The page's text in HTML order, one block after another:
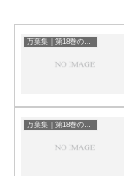
万葉集｜第18巻の和歌一覧
万葉集｜第18巻の和歌一覧